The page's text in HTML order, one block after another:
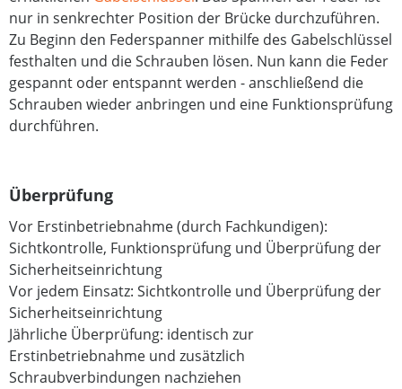
nur in senkrechter Position der Brücke durchzuführen.
Zu Beginn den Federspanner mithilfe des Gabelschlüssel
festhalten und die Schrauben lösen. Nun kann die Feder
gespannt oder entspannt werden - anschließend die
Schrauben wieder anbringen und eine Funktionsprüfung
durchführen.
Überprüfung
Vor Erstinbetriebnahme (durch Fachkundigen):
Sichtkontrolle, Funktionsprüfung und Überprüfung der
Sicherheitseinrichtung
Vor jedem Einsatz: Sichtkontrolle und Überprüfung der
Sicherheitseinrichtung
Jährliche Überprüfung: identisch zur
Erstinbetriebnahme und zusätzlich
Schraubverbindungen nachziehen